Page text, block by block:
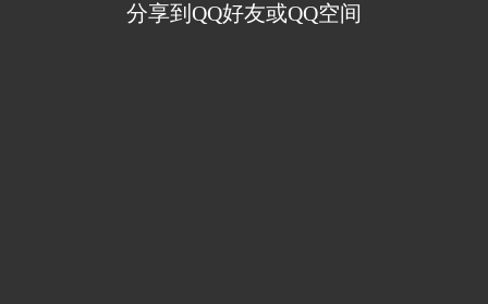
分享到QQ好友或QQ空间